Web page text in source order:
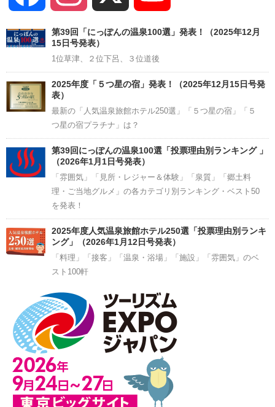
Channel
第39回「にっぽんの温泉100選」発表！（2025年12月
15日号発表）
1位草津、２位下呂、３位道後
2025年度「５つ星の宿」発表！（2025年12月15日号発
表）
最新の「人気温泉旅館ホテル250選」「５つ星の宿」「５
つ星の宿プラチナ」は？
第39回にっぽんの温泉100選「投票理由別ランキング 」
（2026年1月1日号発表）
「雰囲気」「見所・レジャー＆体験」「泉質」「郷土料
理・ご当地グルメ」の各カテゴリ別ランキング・ベスト50
を発表！
2025年度人気温泉旅館ホテル250選「投票理由別ランキ
ング」（2026年1月12日号発表）
「料理」「接客」「温泉・浴場」「施設」「雰囲気」のベ
スト100軒